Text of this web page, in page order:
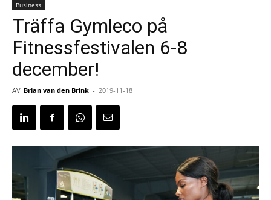
Business
Träffa Gymleco på
Fitnessfestivalen 6-8
december!
AV Brian van den Brink - 2019-11-18